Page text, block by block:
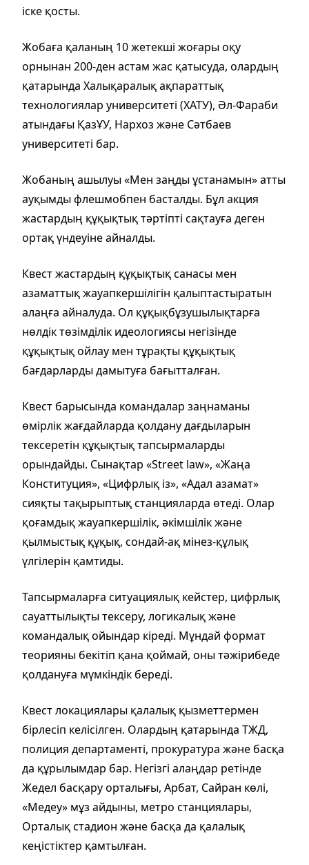
іске қосты.
Жобаға қаланың 10 жетекші жоғары оқу
орнынан 200-ден астам жас қатысуда, олардың
қатарында Халықаралық ақпараттық
технологиялар университеті (ХАТУ), Әл-Фараби
атындағы ҚазҰУ, Нархоз және Сәтбаев
университеті бар.
Жобаның ашылуы «Мен заңды ұстанамын» атты
ауқымды флешмобпен басталды. Бұл акция
жастардың құқықтық тәртіпті сақтауға деген
ортақ үндеуіне айналды.
Квест жастардың құқықтық санасы мен
азаматтық жауапкершілігін қалыптастыратын
алаңға айналуда. Ол құқықбұзушылықтарға
нөлдік төзімділік идеологиясы негізінде
құқықтық ойлау мен тұрақты құқықтық
бағдарларды дамытуға бағытталған.
Квест барысында командалар заңнаманы
өмірлік жағдайларда қолдану дағдыларын
тексеретін құқықтық тапсырмаларды
орындайды. Сынақтар «Street law», «Жаңа
Конституция», «Цифрлық із», «Адал азамат»
сияқты тақырыптық станцияларда өтеді. Олар
қоғамдық жауапкершілік, әкімшілік және
қылмыстық құқық, сондай-ақ мінез-құлық
үлгілерін қамтиды.
Тапсырмаларға ситуациялық кейстер, цифрлық
сауаттылықты тексеру, логикалық және
командалық ойындар кіреді. Мұндай формат
теорияны бекітіп қана қоймай, оны тәжірибеде
қолдануға мүмкіндік береді.
Квест локациялары қалалық қызметтермен
бірлесіп келісілген. Олардың қатарында ТЖД,
полиция департаменті, прокуратура және басқа
да құрылымдар бар. Негізгі алаңдар ретінде
Жедел басқару орталығы, Арбат, Сайран көлі,
«Медеу» мұз айдыны, метро станциялары,
Орталық стадион және басқа да қалалық
кеңістіктер қамтылған.